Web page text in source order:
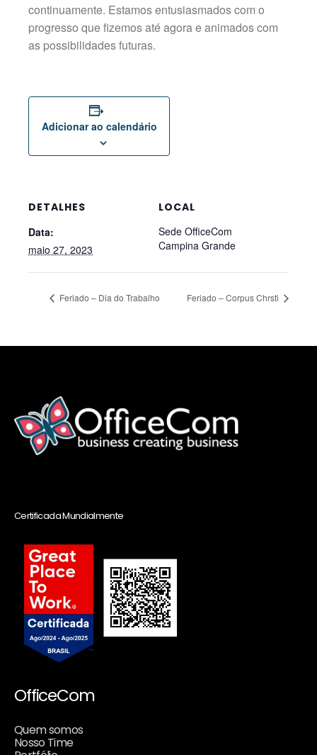
continuamente. Estamos entusiasmados com o
progresso que fizemos até agora e animados com
as possibilidades futuras.
Adicionar ao calendário
DETALHES
Data:
maio 27, 2023
LOCAL
Sede OfficeCom
Campina Grande
Feriado – Dia do Trabalho Feriado – Corpus Chrsti
Certificada Mundialmente
OfficeCom
Quem somos
Nosso Time